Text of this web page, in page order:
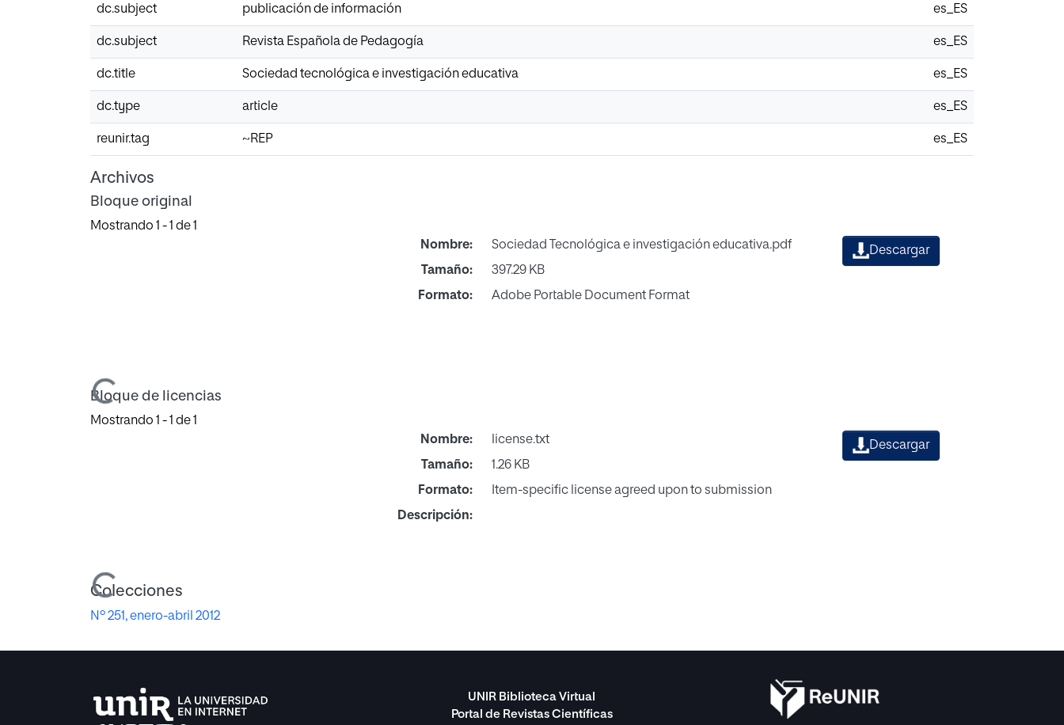
dc.subject publicación de información es_ES
dc.subject Revista Española de Pedagogía es_ES
dc.title Sociedad tecnológica e investigación educativa es_ES
dc.type article es_ES
reunir.tag ~REP es_ES
Archivos
Bloque original
Mostrando 1 - 1 de 1
Cargando...
Nombre:
Sociedad Tecnológica e investigación educativa.pdf
Tamaño:
397.29 KB
Formato:
Adobe Portable Document Format
Descargar
Bloque de licencias
Mostrando 1 - 1 de 1
Cargando...
Nombre:
license.txt
Tamaño:
1.26 KB
Formato:
Item-specific license agreed upon to submission
Descripción:
Descargar
Colecciones
Nº 251, enero-abril 2012
UNIR Biblioteca Virtual
Portal de Revistas Científicas